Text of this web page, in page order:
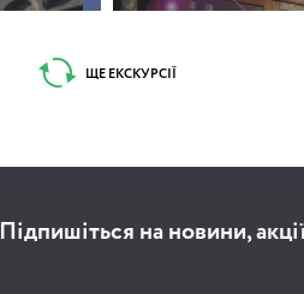
ЩЕ ЕКСКУРСІЇ
Підпишіться на новини,